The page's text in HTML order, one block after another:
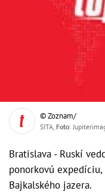
© Zoznam/
SITA, Foto:
Bratislava - Ruskí
ponorkovú
Bajkalského jazera.